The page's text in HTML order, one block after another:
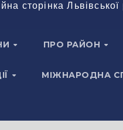
сторінка
ПРО РАЙОН
МІЖНАРОДНА